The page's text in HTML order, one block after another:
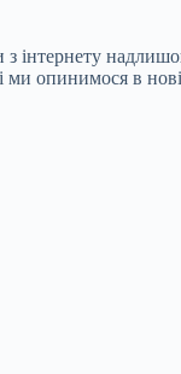
інтернету
ми опинимося в